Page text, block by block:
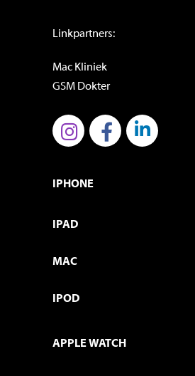
Linkpartners:
Mac Kliniek
GSM Dokter
IPHONE
IPAD
MAC
IPOD
APPLE WATCH